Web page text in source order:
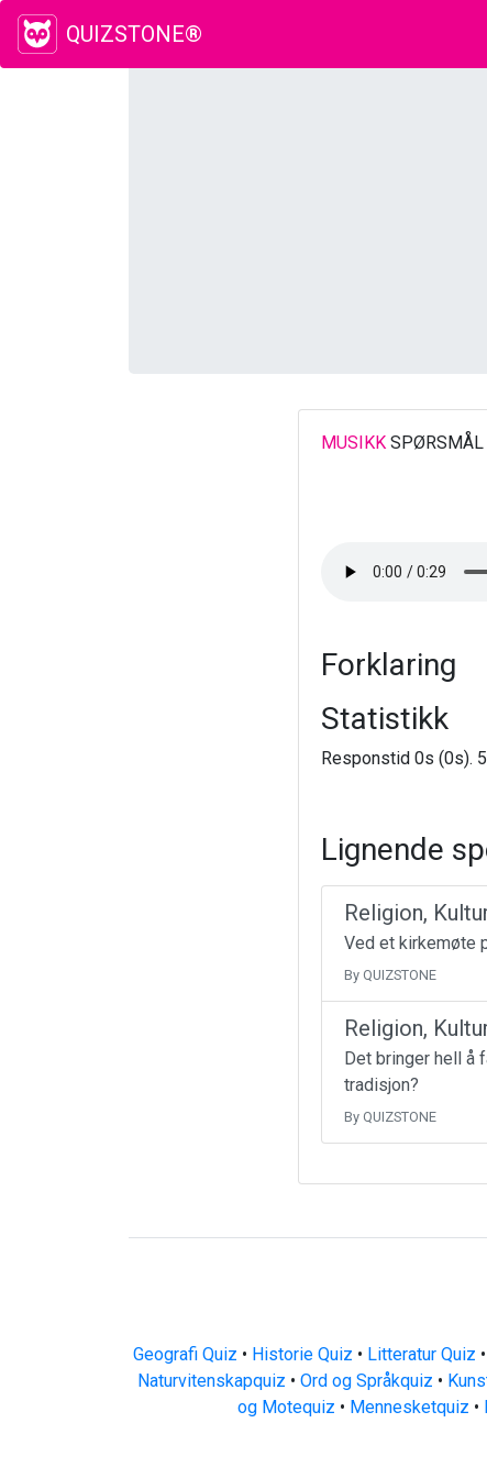
QUIZSTONE®
MUSIKK
Forklaring
Statistikk
Responstid 0s (0s).
Lignende
Religion,
Ved et kirkemøte
By QUIZSTONE
Religion,
Det bringer hell å
tradisjon?
By QUIZSTONE
Geografi Quiz • Historie Quiz • Litteratur Quiz •
Naturvitenskapquiz • Ord og Språkquiz •
og Motequiz • Mennesketquiz •